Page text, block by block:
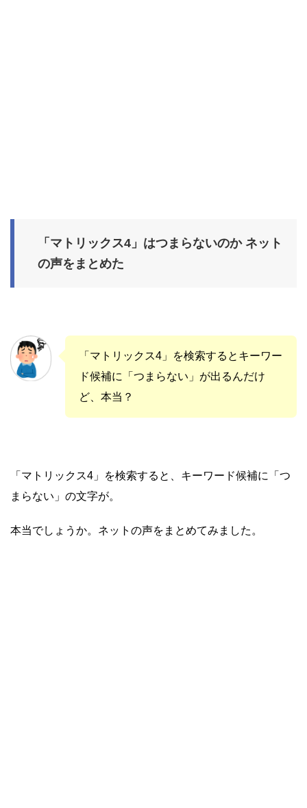
「マトリックス4」はつまらないのか ネット
の声をまとめた
「マトリックス4」を検索するとキーワー
ド候補に「つまらない」が出るんだけ
ど、本当？
「マトリックス4」を検索すると、キーワード候補に「つ
まらない」の文字が。
本当でしょうか。ネットの声をまとめてみました。